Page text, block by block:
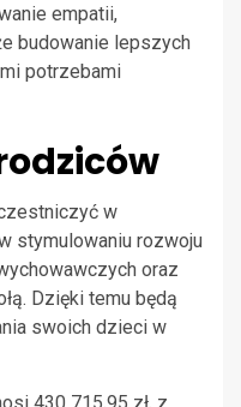
empatii,
budowanie lepszych
potrzebami
w
stymulowaniu rozwoju
oraz
Dzięki temu będą
swoich dzieci w
430 715,95 zł, z